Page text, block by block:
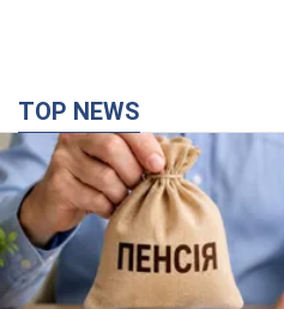
TOP NEWS